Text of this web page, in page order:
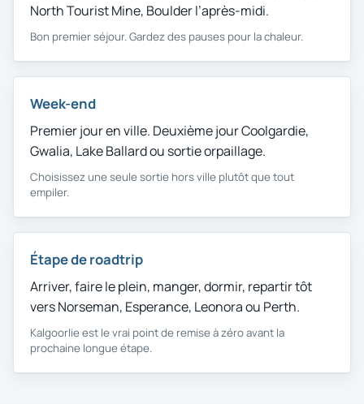
North Tourist Mine, Boulder l’après-midi.
Bon premier séjour. Gardez des pauses pour la chaleur.
Week-end
Week-end
Premier jour en ville. Deuxième jour Coolgardie,
Gwalia, Lake Ballard ou sortie orpaillage.
Choisissez une seule sortie hors ville plutôt que tout
empiler.
Étape de roadtrip
Étape de roadtrip
Arriver, faire le plein, manger, dormir, repartir tôt
vers Norseman, Esperance, Leonora ou Perth.
Kalgoorlie est le vrai point de remise à zéro avant la
prochaine longue étape.